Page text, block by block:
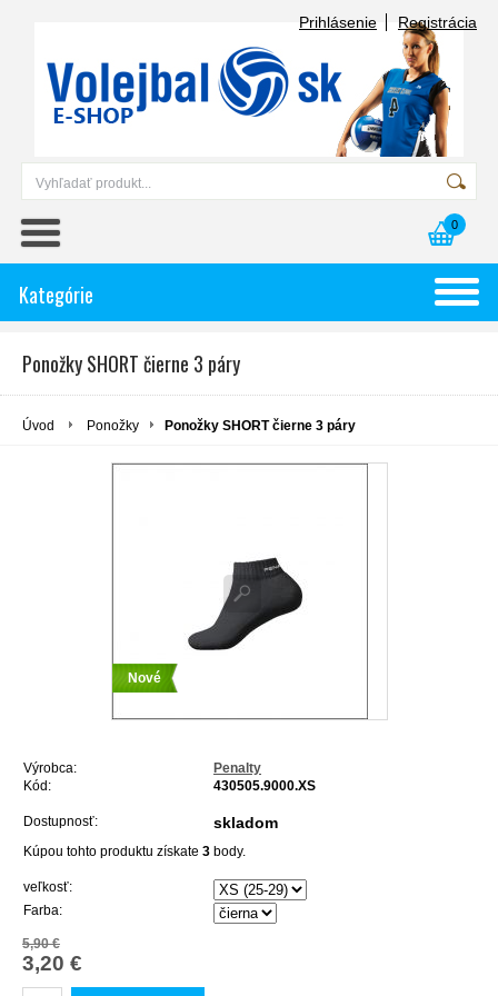
Prihlásenie Registrácia
0
Kategórie
Ponožky SHORT čierne 3 páry
Úvod Ponožky Ponožky SHORT čierne 3 páry
Nové
Výrobca:
Penalty
Kód:
430505.9000.XS
Dostupnosť: skladom
Kúpou tohto produktu získate 3 body.
veľkosť:
Farba:
5,90 €
3,20 €